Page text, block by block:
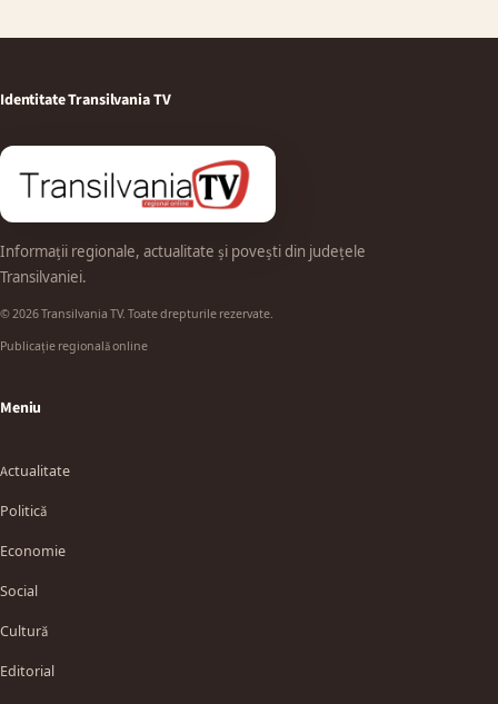
Identitate Transilvania TV
Informații regionale, actualitate și povești din județele
Transilvaniei.
© 2026 Transilvania TV. Toate drepturile rezervate.
Publicație regională online
Meniu
Actualitate
Politică
Economie
Social
Cultură
Editorial